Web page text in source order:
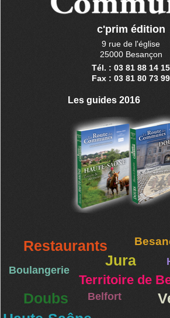
c'prim édition
9 rue de l'église
25000 Besançon
Tél. : 03 81 88 14 15
Fax : 03 81 80 73 99
Les guides 2016
Restaurants
Jura
Boulangerie
Territoire de
Doubs Belfort